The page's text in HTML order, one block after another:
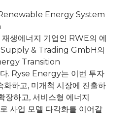
Energy System
생에너지 기업인 RWE의 에
Supply & Trading GmbH의
Transition
. Ryse Energy는 이번 투자
화하고, 미개척 시장에 진출하
장하고, 서비스형 에너지
사업 모델 다각화를 이어갈